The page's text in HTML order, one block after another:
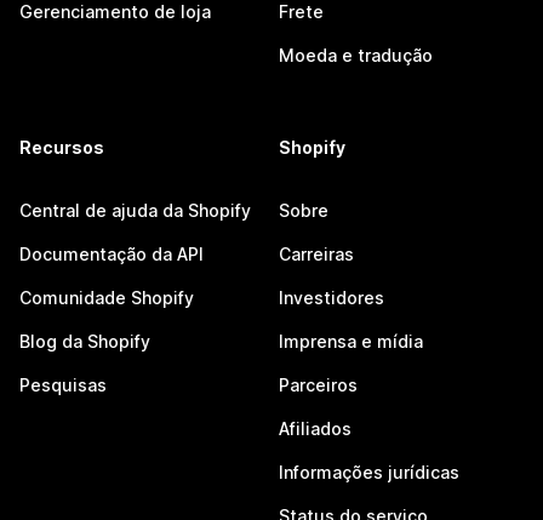
Gerenciamento de loja Frete
Moeda e tradução
Recursos
Central de ajuda da Shopify
Documentação da API
Comunidade Shopify
Blog da Shopify
Pesquisas
Shopify
Sobre
Carreiras
Investidores
Imprensa e mídia
Parceiros
Afiliados
Informações jurídicas